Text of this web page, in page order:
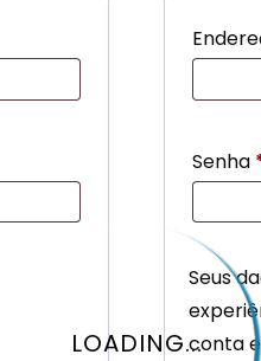
LOADING...
Senha
Seus
conta